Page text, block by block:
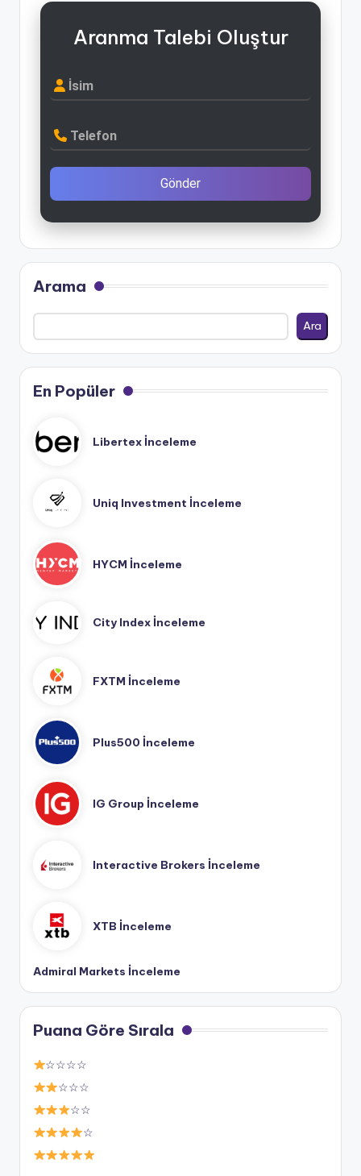
Aranma Talebi Oluştur
İsim
Telefon
Gönder
Arama
Ara
En Popüler
Libertex İnceleme
Uniq Investment İnceleme
HYCM İnceleme
City Index İnceleme
FXTM İnceleme
Plus500 İnceleme
IG Group İnceleme
Interactive Brokers İnceleme
XTB İnceleme
Admiral Markets İnceleme
Puana Göre Sırala
☆☆☆☆
☆☆☆
☆☆
☆